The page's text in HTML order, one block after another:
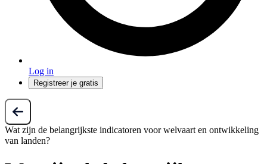
Log in
Registreer je gratis
Wat zijn de belangrijkste indicatoren voor welvaart en ontwikkeling
van landen?